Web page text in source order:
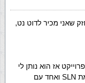
שאני מכיר לדוט נט,
אז הוא נותן לי
שתי קבצים אחד עם הסיומת SLN ואחד עם